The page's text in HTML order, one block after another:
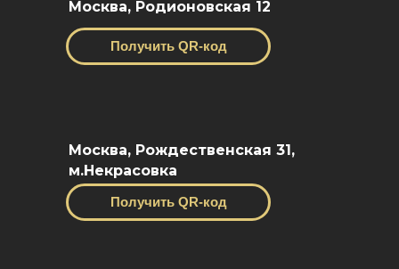
Москва, Родионовская 12
Получить QR-код
Москва, Рождественская 31,
м.Некрасовка
Получить QR-код